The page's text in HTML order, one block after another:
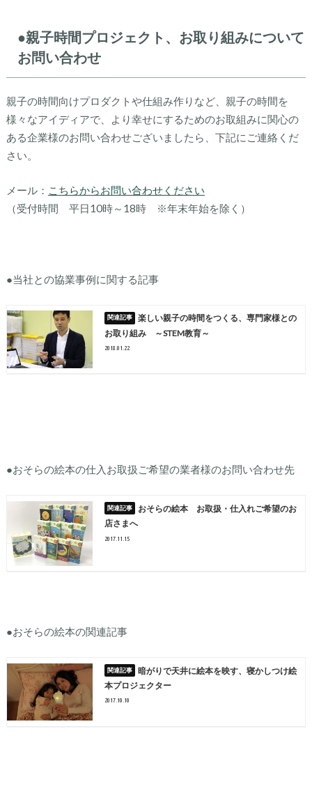
●親子時間プロジェクト、お取り組みについて
お問い合わせ
親子の時間向けプロダクトや仕組み作りなど、親子の時間を
様々なアイディアで、より幸せにするためのお取組みに関心の
ある企業様のお問い合わせございましたら、下記にご連絡くだ
さい。
メール： こちらからお問い合わせください
（受付時間 平日10時～18時 ※年末年始を除く）
●当社との協業事例に関する記事
楽しい親子の時間をつくる、専門家様との
お取り組み ～STEM教育～
2018.01.22
●おそらの絵本の仕入お取扱ご希望の業者様のお問い合わせ先
おそらの絵本 お取扱・仕入れご希望のお
店さまへ
2017.11.15
●おそらの絵本の関連記事
暗がりで天井に絵本を映す、寝かしつけ絵
本プロジェクター
2017.10.10